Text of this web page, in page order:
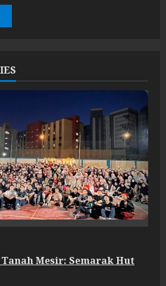
Mesir: Semarak Hut